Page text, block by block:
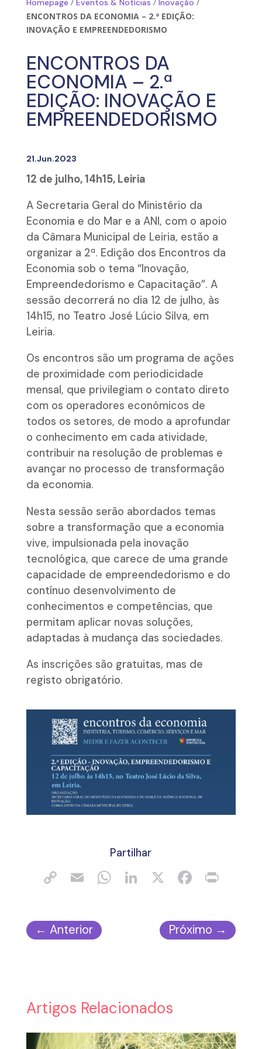
Homepage Eventos & Notícias Inovação
ENCONTROS DA ECONOMIA – 2.ª EDIÇÃO:
INOVAÇÃO E EMPREENDEDORISMO
ENCONTROS DA
ECONOMIA – 2.ª
EDIÇÃO: INOVAÇÃO E
EMPREENDEDORISMO
21.Jun.2023
12 de julho, 14h15, Leiria
A Secretaria Geral do Ministério da
Economia e do Mar e a ANI, com o apoio
da Câmara Municipal de Leiria, estão a
organizar a 2ª. Edição dos Encontros da
Economia sob o tema “Inovação,
Empreendedorismo e Capacitação”. A
sessão decorrerá no dia 12 de julho, às
14h15, no Teatro José Lúcio Silva, em
Leiria.
Os encontros são um programa de ações
de proximidade com periodicidade
mensal, que privilegiam o contato direto
com os operadores económicos de
todos os setores, de modo a aprofundar
o conhecimento em cada atividade,
contribuir na resolução de problemas e
avançar no processo de transformação
da economia.
Nesta sessão serão abordados temas
sobre a transformação que a economia
vive, impulsionada pela inovação
tecnológica, que carece de uma grande
capacidade de empreendedorismo e do
contínuo desenvolvimento de
conhecimentos e competências, que
permitam aplicar novas soluções,
adaptadas à mudança das sociedades.
As inscrições são gratuitas, mas de
registo obrigatório.
Partilhar
← Anterior Próximo →
Artigos Relacionados